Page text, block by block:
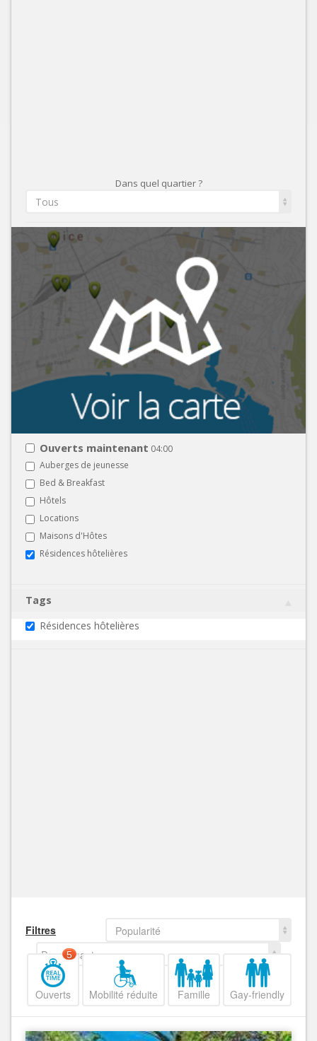
Dans quel quartier ?
Tous
Ouverts maintenant 04:00
Auberges de jeunesse
Bed & Breakfast
Hôtels
Locations
Maisons d'Hôtes
Résidences hôtelières
Tags
Résidences hôtelières
Filtres
Popularité
Decroissant
Ouverts
5
Mobilité réduite Famille Gay-friendly